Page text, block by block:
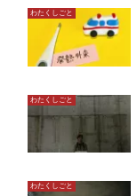
わたくしごと
わたくしごと
わたくしごと